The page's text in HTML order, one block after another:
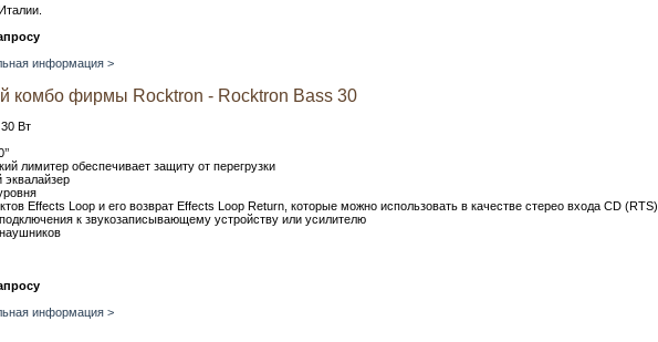
информация >
комбо фирмы Rocktron - Rocktron Bass 30
Вт
лимитер обеспечивает защиту от перегрузки
Effects Loop и его возврат Effects Loop Return, которые можно использовать в качестве стерео входа CD (RTS)
к звукозаписывающему устройству или усилителю
информация >